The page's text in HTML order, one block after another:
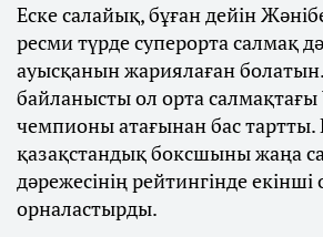
Еске салайық, бұған дейін
ресми түрде суперорта салмақ
ауысқанын жариялаған
байланысты ол орта салмақтағы
чемпионы атағынан бас
қазақстандық боксшыны жаңа
дәрежесінің рейтингінде
орналастырды.